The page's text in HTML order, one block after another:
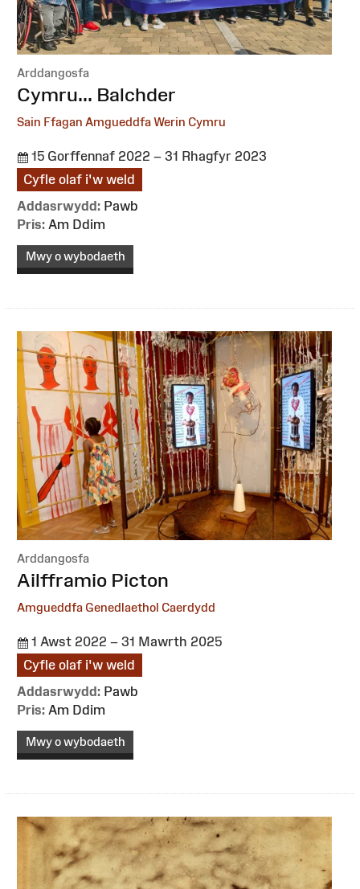
Arddangosfa
:Cymru... Balchder
Sain Ffagan Amgueddfa Werin Cymru
15 Gorffennaf 2022 – 31 Rhagfyr 2023
Cyfle olaf i'w weld
Addasrwydd: Pawb
Pris: Am Ddim
Mwy o wybodaeth
Arddangosfa
:Ailfframio Picton
Amgueddfa Genedlaethol Caerdydd
1 Awst 2022 – 31 Mawrth 2025
Cyfle olaf i'w weld
Addasrwydd: Pawb
Pris: Am Ddim
Mwy o wybodaeth